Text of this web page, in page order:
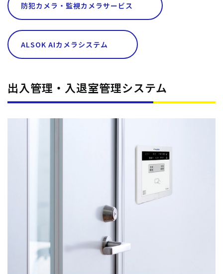
防犯カメラ・監視カメラサービス
ALSOK AIカメラシステム
出入管理・入退室管理システム